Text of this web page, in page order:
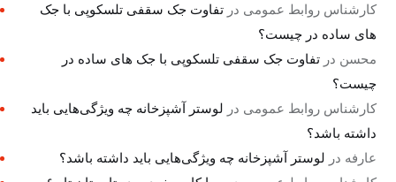
کارشناس روابط عمومی درتفاوت جک سقفی تلسکوپی با جک
های ساده در چیست؟
محسن درتفاوت جک سقفی تلسکوپی با جک های ساده در
چیست؟
کارشناس روابط عمومی در لوستر آشپزخانه چه ویژگی‌هایی باید
داشته باشد؟
عارفه در لوستر آشپزخانه چه ویژگی‌هایی باید داشته باشد؟